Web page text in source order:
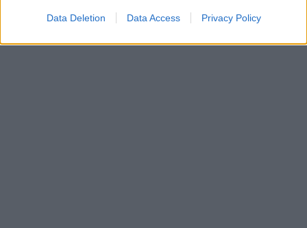
Data Deletion Data Access Privacy Policy